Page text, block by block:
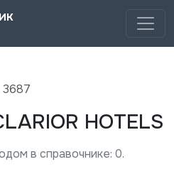
3687
HOTELS
в справочнике: 0.